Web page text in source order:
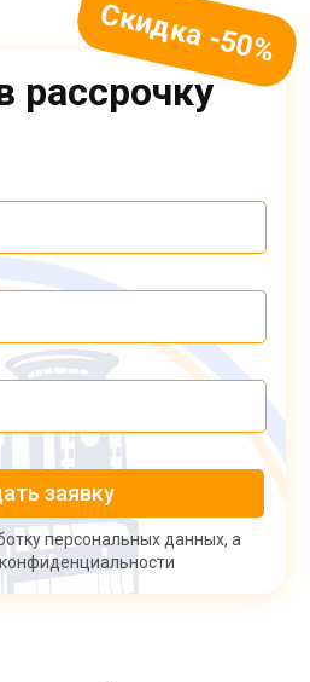
рассрочку
заявку
персональных данных, а